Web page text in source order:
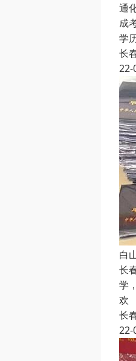
通
成
学
长
22-
白
长
学
欢
长
22-